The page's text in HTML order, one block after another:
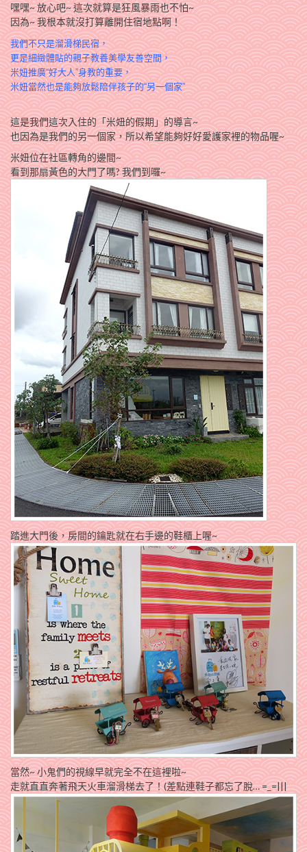
嘿嘿~ 放心吧~ 這次就算是狂風暴雨也不怕~
因為~ 我根本就沒打算離開住宿地點啊！
我們不只是溜滑梯民宿，
更是細緻體貼的親子教養美學友善空間，
米妞推廣“好大人”身教的重要，
米妞當然也是能夠放鬆陪伴孩子的“另一個家”
這是我們這次入住的「米妞的假期」的導言~
也因為是我們的另一個家，所以希望能夠好好愛護家裡的物品喔~
米妞位在社區轉角的邊間~
看到那扇黃色的大門了嗎? 我們到囉~
踏進大門後，房間的鑰匙就在右手邊的鞋櫃上喔~
當然~ 小鬼們的視線早就完全不在這裡啦~
走就直直奔著飛天火車溜滑梯去了！(差點連鞋子都忘了脫… =_=|||